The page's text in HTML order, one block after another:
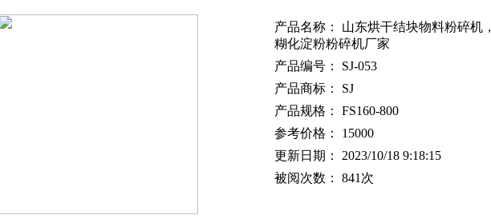
产品名称： 山东烘干结块物料粉碎机
糊化淀粉粉碎机厂家
产品编号： SJ-053
产品商标： SJ
产品规格： FS160-800
参考价格： 15000
更新日期： 2023/10/18 9:18:15
被阅次数： 841次